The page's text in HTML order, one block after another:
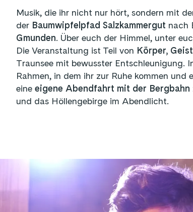
Musik, die ihr nicht nur hört, sondern mit
der Baumwipfelpfad Salzkammergut nach
Gmunden. Über euch der Himmel, unter
Die Veranstaltung ist Teil von Körper,
Traunsee mit bewusster
Rahmen, in dem ihr zur Ruhe kommen
eine eigene Abendfahrt mit der Bergbahn
und das Höllengebirge im Abendlicht.